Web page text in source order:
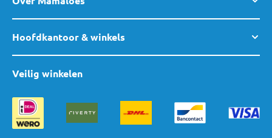
Hoofdkantoor & winkels
Veilig winkelen